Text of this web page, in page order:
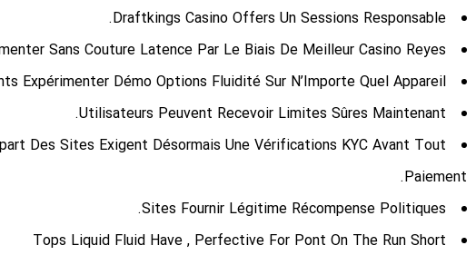
Draftkings Casino Offers Un Sessions Responsable.
Sans Couture Latence Par Le Biais De Meilleur Casino Reyes.
Expérimenter Démo Options Fluidité Sur N’Importe Quel Appareil.
Utilisateurs Peuvent Recevoir Limites Sûres Maintenant.
Des Sites Exigent Désormais Une Vérifications KYC Avant Tout
Paiement.
Sites Fournir Légitime Récompense Politiques.
Tops Liquid Fluid Have , Perfective For Pont On The Run Short